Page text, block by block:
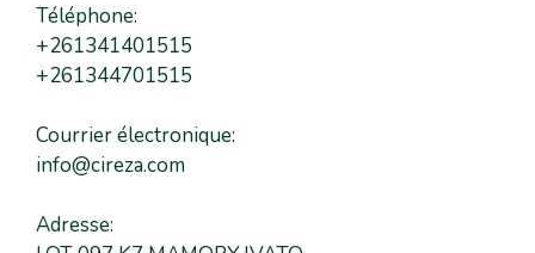
Téléphone:
+261341401515
+261344701515
Courrier électronique:
info@cireza.com
Adresse: